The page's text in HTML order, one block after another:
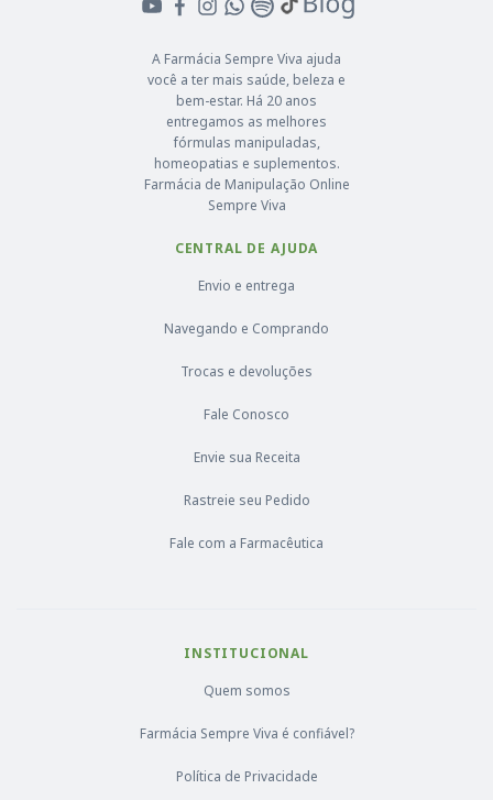
A Farmácia Sempre Viva ajuda
você a ter mais saúde, beleza e
bem-estar. Há 20 anos
entregamos as melhores
fórmulas manipuladas,
homeopatias e suplementos.
Farmácia de Manipulação Online
Sempre Viva
CENTRAL DE AJUDA
Envio e entrega
Navegando e Comprando
Trocas e devoluções
Fale Conosco
Envie sua Receita
Rastreie seu Pedido
Fale com a Farmacêutica
INSTITUCIONAL
Quem somos
Farmácia Sempre Viva é confiável?
Política de Privacidade